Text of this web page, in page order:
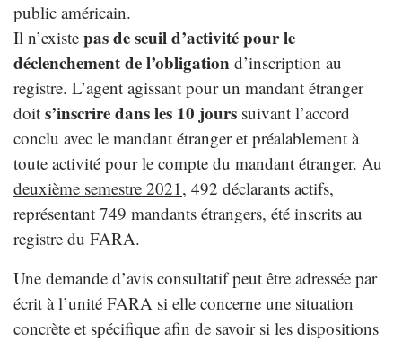
public américain.
Il n’existe pas de seuil d’activité pour le
déclenchement de l’obligation d’inscription au
registre. L’agent agissant pour un mandant étranger
doit s’inscrire dans les 10 jours suivant l’accord
conclu avec le mandant étranger et préalablement à
toute activité pour le compte du mandant étranger. Au
deuxième semestre 2021, 492 déclarants actifs,
représentant 749 mandants étrangers, été inscrits au
registre du FARA.
Une demande d’avis consultatif peut être adressée par
écrit à l’unité FARA si elle concerne une situation
concrète et spécifique afin de savoir si les dispositions